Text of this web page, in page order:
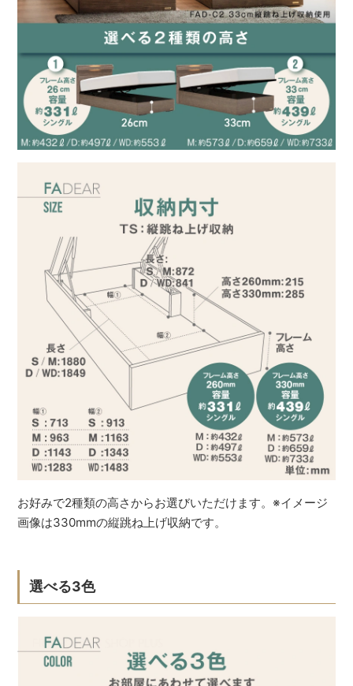
お好みで2種類の高さからお選びいただけます。※イメージ
画像は330mmの縦跳ね上げ収納です。
選べる3色